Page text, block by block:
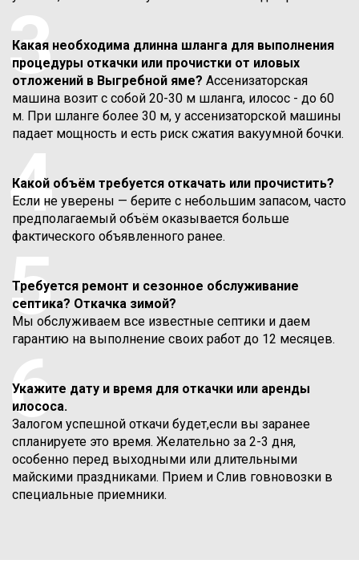
3
Какая необходима длинна шланга для выполнения
процедуры откачки или прочистки от иловых
отложений в Выгребной яме? Ассенизаторская
машина возит с собой 20-30 м шланга, илосос - до 60
м. При шланге более 30 м, у ассенизаторской машины
падает мощность и есть риск сжатия вакуумной бочки.
4
Какой объём требуется откачать или прочистить?
Если не уверены — берите с небольшим запасом, часто
предполагаемый объём оказывается больше
фактического объявленного ранее.
5
Требуется ремонт и сезонное обслуживание
септика? Откачка зимой?
Мы обслуживаем все известные септики и даем
гарантию на выполнение своих работ до 12 месяцев.
6
Укажите дату и время для откачки или аренды
илососа.
Залогом успешной откачи будет,если вы заранее
спланируете это время. Желательно за 2-3 дня,
особенно перед выходными или длительными
майскими праздниками. Прием и Слив говновозки в
специальные приемники.